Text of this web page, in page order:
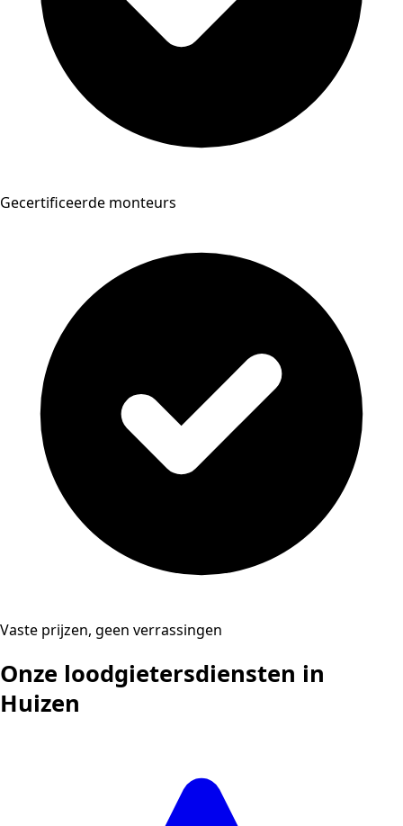
Gecertificeerde monteurs
Vaste prijzen, geen verrassingen
Onze loodgietersdiensten in
Huizen